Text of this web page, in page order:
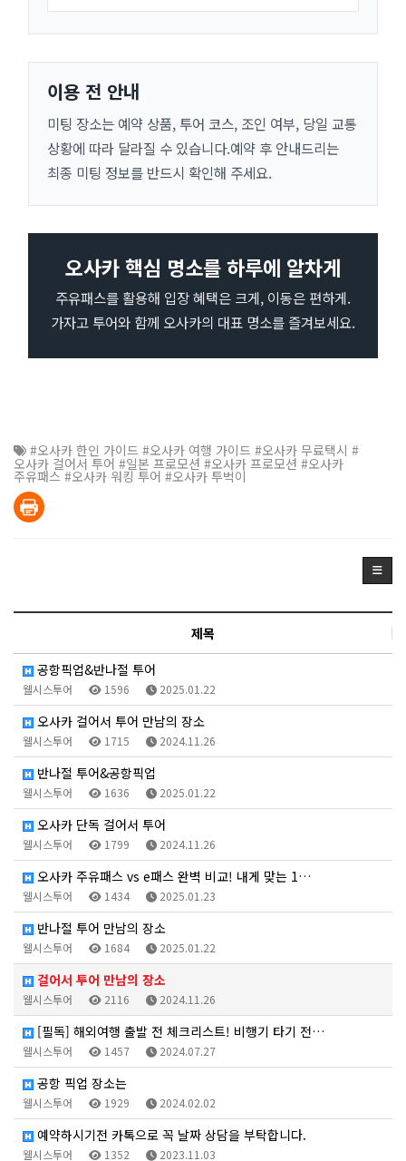
이용 전 안내
미팅 장소는 예약 상품, 투어 코스, 조인 여부, 당일 교통
상황에 따라 달라질 수 있습니다.예약 후 안내드리는
최종 미팅 정보를 반드시 확인해 주세요.
오사카 핵심 명소를 하루에 알차게
주유패스를 활용해 입장 혜택은 크게, 이동은 편하게.
가자고 투어와 함께 오사카의 대표 명소를 즐겨보세요.
#오사카 한인 가이드 #오사카 여행 가이드 #오사카 무료택시 #
오사카 걸어서 투어 #일본 프로모션 #오사카 프로모션 #오사카
주유패스 #오사카 워킹 투어 #오사카 투벅이
제목
공항픽업&반나절 투어
웰시스투어 1596 2025.01.22
오사카 걸어서 투어 만남의 장소
웰시스투어 1715 2024.11.26
반나절 투어&공항픽업
웰시스투어 1636 2025.01.22
오사카 단독 걸어서 투어
웰시스투어 1799 2024.11.26
오사카 주유패스 vs e패스 완벽 비교! 내게 맞는 1…
웰시스투어 1434 2025.01.23
반나절 투어 만남의 장소
웰시스투어 1684 2025.01.22
걸어서 투어 만남의 장소
웰시스투어 2116 2024.11.26
[필독] 해외여행 출발 전 체크리스트! 비행기 타기 전…
웰시스투어 1457 2024.07.27
공항 픽업 장소는
웰시스투어 1929 2024.02.02
예약하시기전 카톡으로 꼭 날짜 상담을 부탁합니다.
웰시스투어 1352 2023.11.03